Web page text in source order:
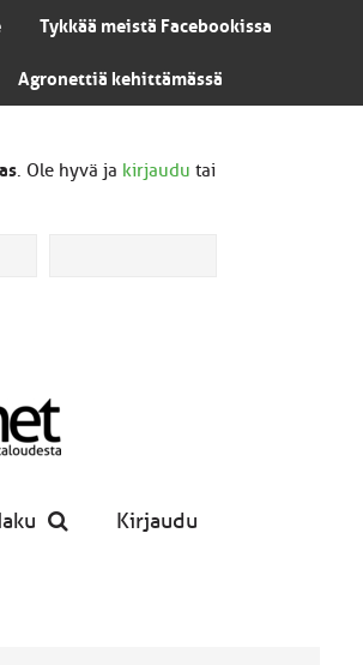
Tykkää meistä Facebookissa
Agronettiä kehittämässä
. Ole hyvä ja kirjaudu tai
Kirjaudu